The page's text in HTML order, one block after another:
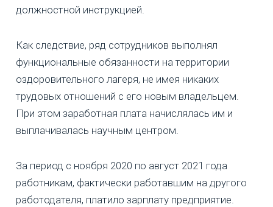
должностной инструкцией.
Как следствие, ряд сотрудников выполнял
функциональные обязанности на территории
оздоровительного лагеря, не имея никаких
трудовых отношений с его новым владельцем.
При этом заработная плата начислялась им и
выплачивалась научным центром.
За период с ноября 2020 по август 2021 года
работникам, фактически работавшим на другого
работодателя, платило зарплату предприятие.